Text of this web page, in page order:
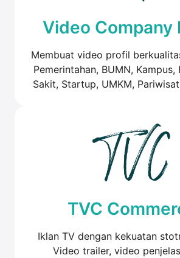
Video Company
Membuat video profil
Pemerintahan, BUMN, Kampus,
Sakit, Startup, UMKM,
TVC
Iklan TV dengan kekuatan
Video trailer, video